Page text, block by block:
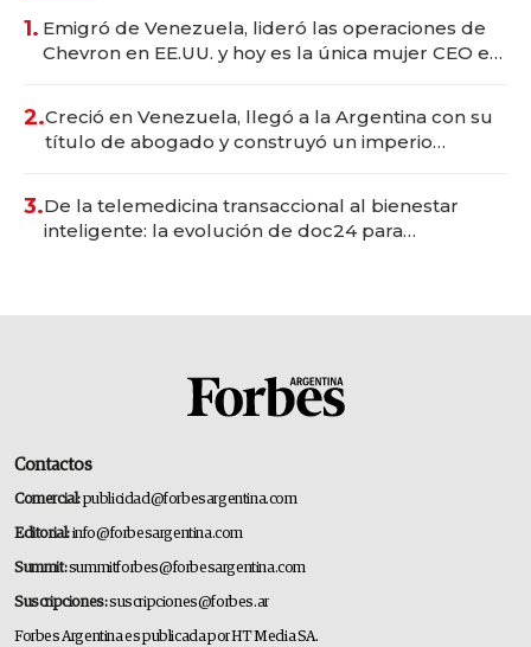
1. Emigró de Venezuela, lideró las operaciones de
Chevron en EE.UU. y hoy es la única mujer CEO en
2.Creció en Venezuela, llegó a la Argentina con su
título de abogado y construyó un imperio
3.De la telemedicina transaccional al bienestar
inteligente: la evolución de doc24 para
Contactos
Comercial:publicidad@forbesargentina.com
Editorial:info@forbesargentina.com
Summit:summitforbes@forbesargentina.com
Suscripciones:suscripciones@forbes.ar
Forbes Argentina es publicada por HT Media SA.